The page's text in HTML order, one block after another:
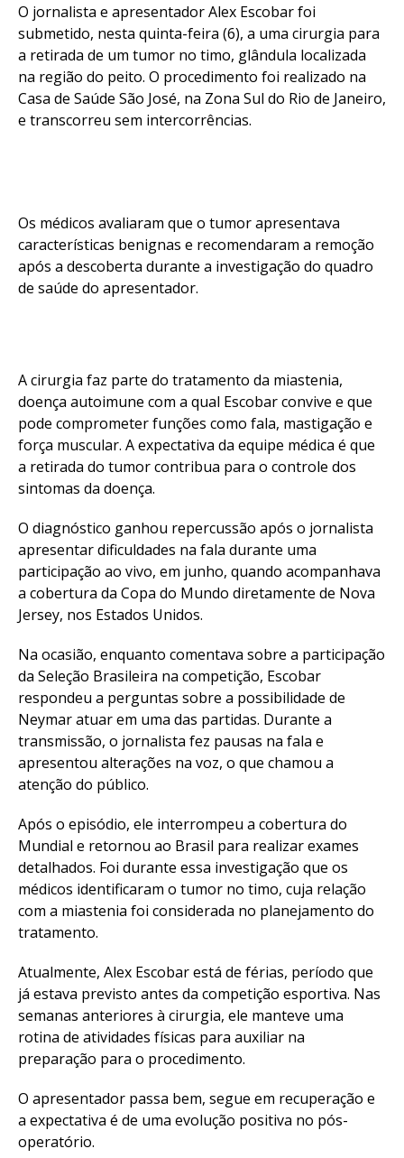
O jornalista e apresentador Alex Escobar foi
submetido, nesta quinta-feira (6), a uma cirurgia para
a retirada de um tumor no timo, glândula localizada
na região do peito. O procedimento foi realizado na
Casa de Saúde São José, na Zona Sul do Rio de Janeiro,
e transcorreu sem intercorrências.
Os médicos avaliaram que o tumor apresentava
características benignas e recomendaram a remoção
após a descoberta durante a investigação do quadro
de saúde do apresentador.
A cirurgia faz parte do tratamento da miastenia,
doença autoimune com a qual Escobar convive e que
pode comprometer funções como fala, mastigação e
força muscular. A expectativa da equipe médica é que
a retirada do tumor contribua para o controle dos
sintomas da doença.
O diagnóstico ganhou repercussão após o jornalista
apresentar dificuldades na fala durante uma
participação ao vivo, em junho, quando acompanhava
a cobertura da Copa do Mundo diretamente de Nova
Jersey, nos Estados Unidos.
Na ocasião, enquanto comentava sobre a participação
da Seleção Brasileira na competição, Escobar
respondeu a perguntas sobre a possibilidade de
Neymar atuar em uma das partidas. Durante a
transmissão, o jornalista fez pausas na fala e
apresentou alterações na voz, o que chamou a
atenção do público.
Após o episódio, ele interrompeu a cobertura do
Mundial e retornou ao Brasil para realizar exames
detalhados. Foi durante essa investigação que os
médicos identificaram o tumor no timo, cuja relação
com a miastenia foi considerada no planejamento do
tratamento.
Atualmente, Alex Escobar está de férias, período que
já estava previsto antes da competição esportiva. Nas
semanas anteriores à cirurgia, ele manteve uma
rotina de atividades físicas para auxiliar na
preparação para o procedimento.
O apresentador passa bem, segue em recuperação e
a expectativa é de uma evolução positiva no pós-
operatório.